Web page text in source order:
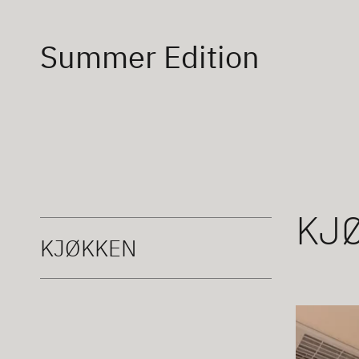
Summer Edition
KJØKKEN